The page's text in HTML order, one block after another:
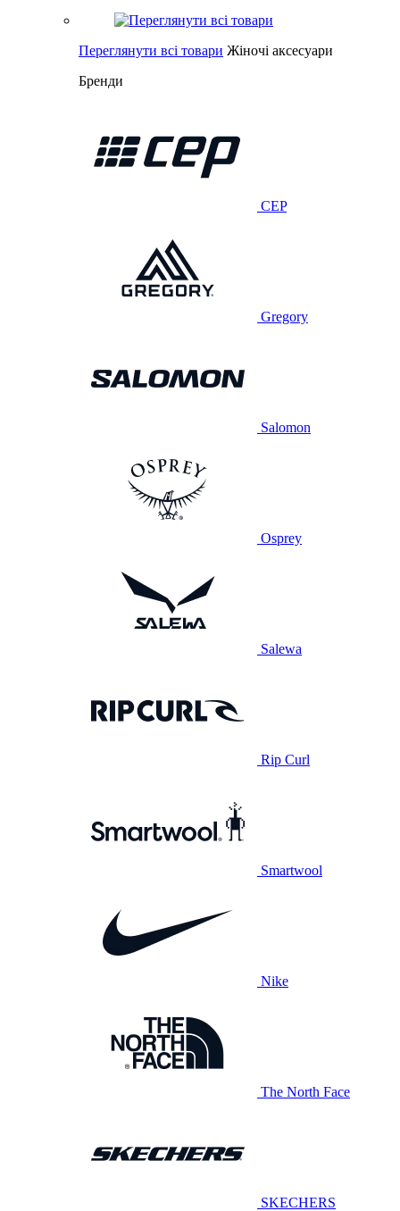
Переглянути всі товари Жіночі аксесуари
Бренди
CEP
Gregory
Salomon
Osprey
Salewa
Rip Curl
Smartwool
Nike
The North Face
SKECHERS